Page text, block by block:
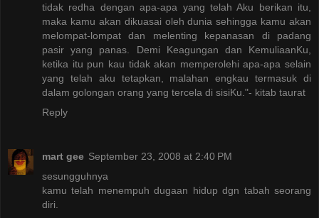
tidak redha dengan apa-apa yang telah Aku berikan itu,
maka kamu akan dikuasai oleh dunia sehingga kamu akan
melompat-lompat dan melenting kepanasan di padang
pasir yang panas. Demi Keagungan dan KemuliaanKu,
ketika itu pun kau tidak akan memperolehi apa-apa selain
yang telah aku tetapkan, malahan engkau termasuk di
dalam golongan orang yang tercela di sisiKu."- kitab taurat
Reply
mart gee September 23, 2008 at 2:40 PM
sesungguhnya
kamu telah menempuh dugaan hidup dgn tabah seorang
diri.